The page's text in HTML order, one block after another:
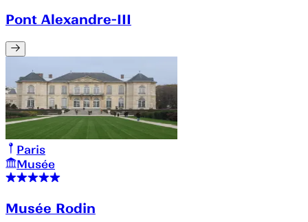
Pont Alexandre-III
Paris
Musée
Musée Rodin